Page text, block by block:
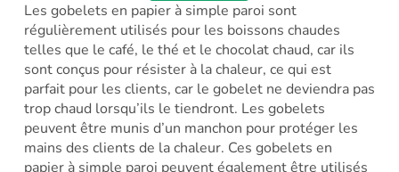
Les gobelets en papier à simple paroi sont
régulièrement utilisés pour les boissons chaudes
telles que le café, le thé et le chocolat chaud, car ils
sont conçus pour résister à la chaleur, ce qui est
parfait pour les clients, car le gobelet ne deviendra pas
trop chaud lorsqu’ils le tiendront. Les gobelets
peuvent être munis d’un manchon pour protéger les
mains des clients de la chaleur. Ces gobelets en
papier à simple paroi peuvent également être utilisés